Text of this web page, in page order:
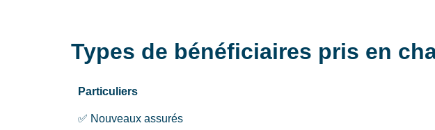
Types de bénéficiaires pris en
Particuliers
✅ Nouveaux assurés